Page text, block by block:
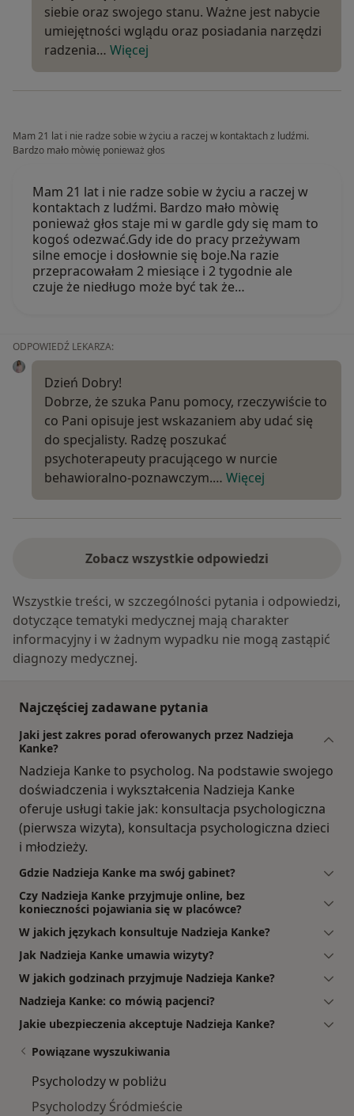
siebie oraz swojego stanu. Ważne jest nabycie
umiejętności wglądu oraz posiadania narzędzi
radzenia… Więcej
Mam 21 lat i nie radze sobie w życiu a raczej w kontaktach z ludźmi.
Bardzo mało mòwię ponieważ głos
Mam 21 lat i nie radze sobie w życiu a raczej w
kontaktach z ludźmi. Bardzo mało mòwię
ponieważ głos staje mi w gardle gdy się mam to
kogoś odezwać.Gdy ide do pracy przeżywam
silne emocje i dosłownie się boje.Na razie
przepracowałam 2 miesiące i 2 tygodnie ale
czuje że niedługo może być tak że…
ODPOWIEDŹ LEKARZA:
Dzień Dobry!
Dobrze, że szuka Panu pomocy, rzeczywiście to
co Pani opisuje jest wskazaniem aby udać się
do specjalisty. Radzę poszukać
psychoterapeuty pracującego w nurcie
behawioralno-poznawczym.… Więcej
Zobacz wszystkie odpowiedzi
Wszystkie treści, w szczególności pytania i odpowiedzi,
dotyczące tematyki medycznej mają charakter
informacyjny i w żadnym wypadku nie mogą zastąpić
diagnozy medycznej.
Najczęściej zadawane pytania
Jaki jest zakres porad oferowanych przez Nadzieja
Kanke?
Nadzieja Kanke to psycholog. Na podstawie swojego
doświadczenia i wykształcenia Nadzieja Kanke
oferuje usługi takie jak: konsultacja psychologiczna
(pierwsza wizyta), konsultacja psychologiczna dzieci
i młodzieży.
Gdzie Nadzieja Kanke ma swój gabinet?
Czy Nadzieja Kanke przyjmuje online, bez
konieczności pojawiania się w placówce?
W jakich językach konsultuje Nadzieja Kanke?
Jak Nadzieja Kanke umawia wizyty?
W jakich godzinach przyjmuje Nadzieja Kanke?
Nadzieja Kanke: co mówią pacjenci?
Jakie ubezpieczenia akceptuje Nadzieja Kanke?
Powiązane wyszukiwania
Psycholodzy w pobliżu
Psycholodzy Śródmieście